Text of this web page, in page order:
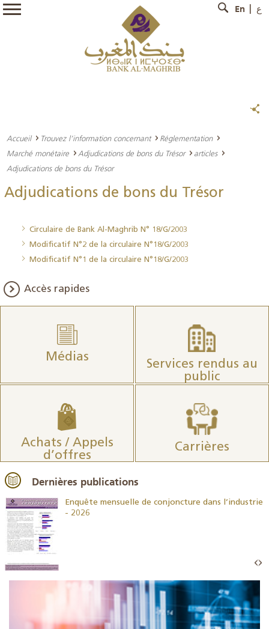
En ع
Accueil Trouvez l’information concernant
Réglementation
Marché monétaire
Adjudications de bons du Trésor
articles
Adjudications de bons du Trésor
Adjudications de bons du Trésor
Circulaire de Bank Al-Maghrib N° 18/G/2003
Modificatif N°2 de la circulaire N°18/G/2003
Modificatif N°1 de la circulaire N°18/G/2003
Accès rapides
Médias
Services rendus au
public
Achats / Appels
d’offres
Carrières
Dernières publications
Enquête mensuelle de conjoncture dans l’industrie
- 2026